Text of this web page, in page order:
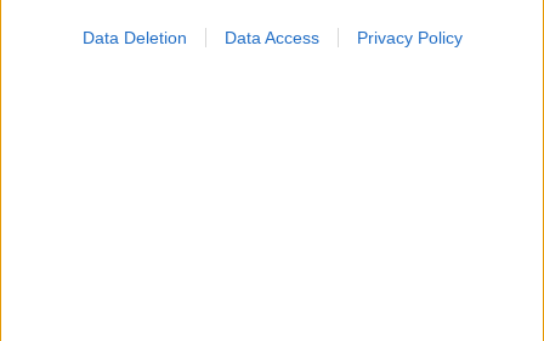
Data Deletion Data Access Privacy Policy